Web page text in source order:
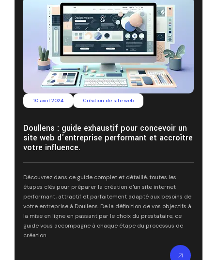
10 avril 2024 Création de site web
Doullens : guide exhaustif pour concevoir un
site web d'entreprise performant et accroître
votre influence.
Découvrez dans ce guide complet et détaillé, toutes les
étapes clés pour préparer la création d'un site internet
performant, attractif et parfaitement adapté aux besoins de
votre entreprise à Doullens. De la définition de vos objectifs à
la mise en ligne en passant par le choix du prestataire, ce
guide vous accompagne à chaque étape du processus de
création.